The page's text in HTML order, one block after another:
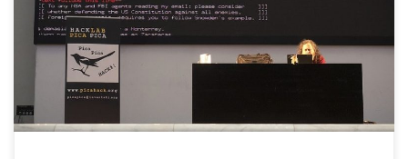
un «justito» apoyo institucional según lo que pude ver ) que
RMS estuviese en Oviedo tres años después de su primera
conferencia en la ciudad. Tras años escribiéndome […]